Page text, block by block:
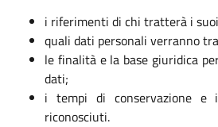
i riferimenti di chi tratterà i
quali dati personali verranno
le finalità e la base giuridica
dati;
i tempi di conservazione
riconosciuti.